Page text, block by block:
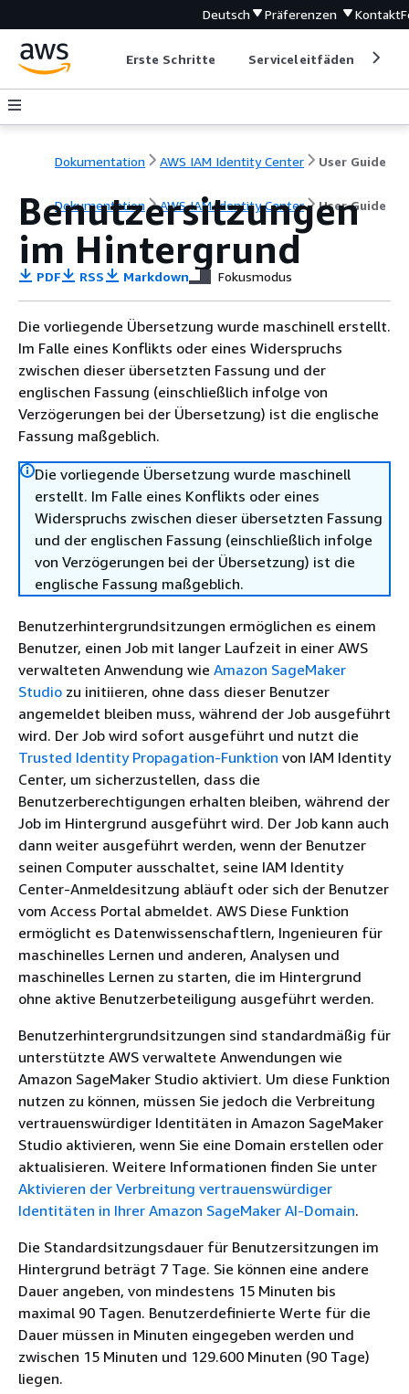
Deutsch Präferenzen Kontakt
Erste Schritte Serviceleitfäden
Dokumentation AWS IAM Identity Center User Guide
Dokumentation AWS IAM Identity Center User Guide
Benutzersitzungen
im Hintergrund
PDF RSS Markdown Fokusmodus
Die vorliegende Übersetzung wurde maschinell erstellt.
Im Falle eines Konflikts oder eines Widerspruchs
zwischen dieser übersetzten Fassung und der
englischen Fassung (einschließlich infolge von
Verzögerungen bei der Übersetzung) ist die englische
Fassung maßgeblich.
Die vorliegende Übersetzung wurde maschinell
erstellt. Im Falle eines Konflikts oder eines
Widerspruchs zwischen dieser übersetzten Fassung
und der englischen Fassung (einschließlich infolge
von Verzögerungen bei der Übersetzung) ist die
englische Fassung maßgeblich.
Benutzerhintergrundsitzungen ermöglichen es einem
Benutzer, einen Job mit langer Laufzeit in einer AWS
verwalteten Anwendung wie Amazon SageMaker
Studio zu initiieren, ohne dass dieser Benutzer
angemeldet bleiben muss, während der Job ausgeführt
wird. Der Job wird sofort ausgeführt und nutzt die
Trusted Identity Propagation-Funktion von IAM Identity
Center, um sicherzustellen, dass die
Benutzerberechtigungen erhalten bleiben, während der
Job im Hintergrund ausgeführt wird. Der Job kann auch
dann weiter ausgeführt werden, wenn der Benutzer
seinen Computer ausschaltet, seine IAM Identity
Center-Anmeldesitzung abläuft oder sich der Benutzer
vom Access Portal abmeldet. AWS Diese Funktion
ermöglicht es Datenwissenschaftlern, Ingenieuren für
maschinelles Lernen und anderen, Analysen und
maschinelles Lernen zu starten, die im Hintergrund
ohne aktive Benutzerbeteiligung ausgeführt werden.
Benutzerhintergrundsitzungen sind standardmäßig für
unterstützte AWS verwaltete Anwendungen wie
Amazon SageMaker Studio aktiviert. Um diese Funktion
nutzen zu können, müssen Sie jedoch die Verbreitung
vertrauenswürdiger Identitäten in Amazon SageMaker
Studio aktivieren, wenn Sie eine Domain erstellen oder
aktualisieren. Weitere Informationen finden Sie unter
Aktivieren der Verbreitung vertrauenswürdiger
Identitäten in Ihrer Amazon SageMaker AI-Domain.
Die Standardsitzungsdauer für Benutzersitzungen im
Hintergrund beträgt 7 Tage. Sie können eine andere
Dauer angeben, von mindestens 15 Minuten bis
maximal 90 Tagen. Benutzerdefinierte Werte für die
Dauer müssen in Minuten eingegeben werden und
zwischen 15 Minuten und 129.600 Minuten (90 Tage)
liegen.